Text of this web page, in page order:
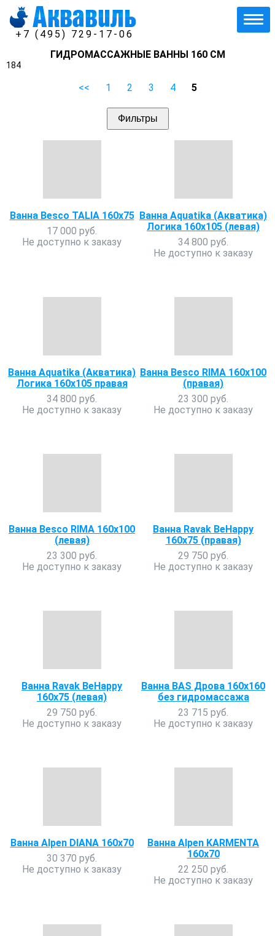
+7 (495) 729-17-06
ГИДРОМАССАЖНЫЕ ВАННЫ 160 СМ
184
<< 1 2 3 4 5
Фильтры
Ванна Besco TALIA 160x75
17 000 руб.
Не доступно к заказу
Ванна Aquatika (Акватика)
Логика 160х105 (левая)
34 800 руб.
Не доступно к заказу
Ванна Aquatika (Акватика)
Логика 160х105 правая
34 800 руб.
Не доступно к заказу
Ванна Besco RIMA 160х100
(правая)
23 300 руб.
Не доступно к заказу
Ванна Besco RIMA 160х100
(левая)
23 300 руб.
Не доступно к заказу
Ванна Ravak BeHappy
160х75 (правая)
29 750 руб.
Не доступно к заказу
Ванна Ravak BeHappy
160х75 (левая)
29 750 руб.
Не доступно к заказу
Ванна BAS Дрова 160х160
без гидромассажа
23 715 руб.
Не доступно к заказу
Ванна Alpen DIANA 160x70
30 370 руб.
Не доступно к заказу
Ванна Alpen KARMENTA
160x70
22 250 руб.
Не доступно к заказу